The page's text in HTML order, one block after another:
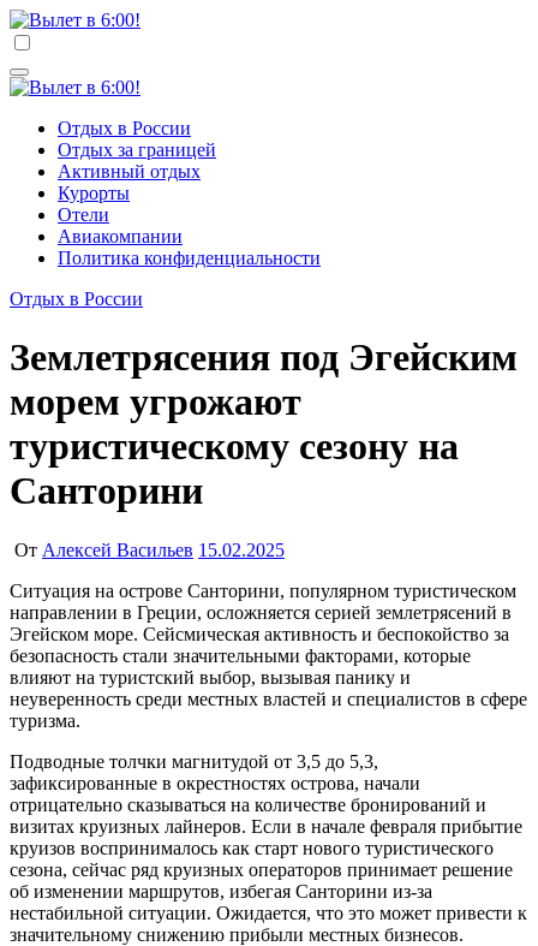
Перейти
к
Генеральный директор: Чернокоз Ольга Валерьевна
Учредитель ООО "Клуб регионов", ИНН 6685155934
Генеральный директор: Чернокоз Ольга Валерьевна
info@gosrf.ru +7 (495) 920-51-49
Отдых в России
Отдых за границей
Активный отдых
Курорты
Отели
Авиакомпании
Политика конфиденциальности
Отдых в России
Землетрясения под Эгейским
морем угрожают
туристическому сезону на
Санторини
От Алексей Васильев 15.02.2025
Ситуация на острове Санторини, популярном туристическом
направлении в Греции, осложняется серией землетрясений в
Эгейском море. Сейсмическая активность и беспокойство за
безопасность стали значительными факторами, которые
влияют на туристский выбор, вызывая панику и
неуверенность среди местных властей и специалистов в сфере
туризма.
Подводные толчки магнитудой от 3,5 до 5,3,
зафиксированные в окрестностях острова, начали
отрицательно сказываться на количестве бронирований и
визитах круизных лайнеров. Если в начале февраля прибытие
круизов воспринималось как старт нового туристического
сезона, сейчас ряд круизных операторов принимает решение
об изменении маршрутов, избегая Санторини из-за
нестабильной ситуации. Ожидается, что это может привести к
значительному снижению прибыли местных бизнесов.